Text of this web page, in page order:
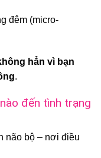
đêm (micro-
hẳn vì bạn
.
đến tình trạng
não bộ – nơi điều